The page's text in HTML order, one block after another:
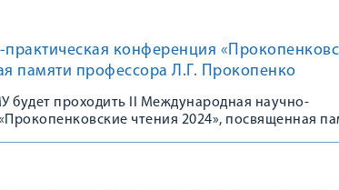
конференция
памяти профессора Л.Г. Прокопенко
будет проходить II Международная научно-
чтения 2024», посвященная